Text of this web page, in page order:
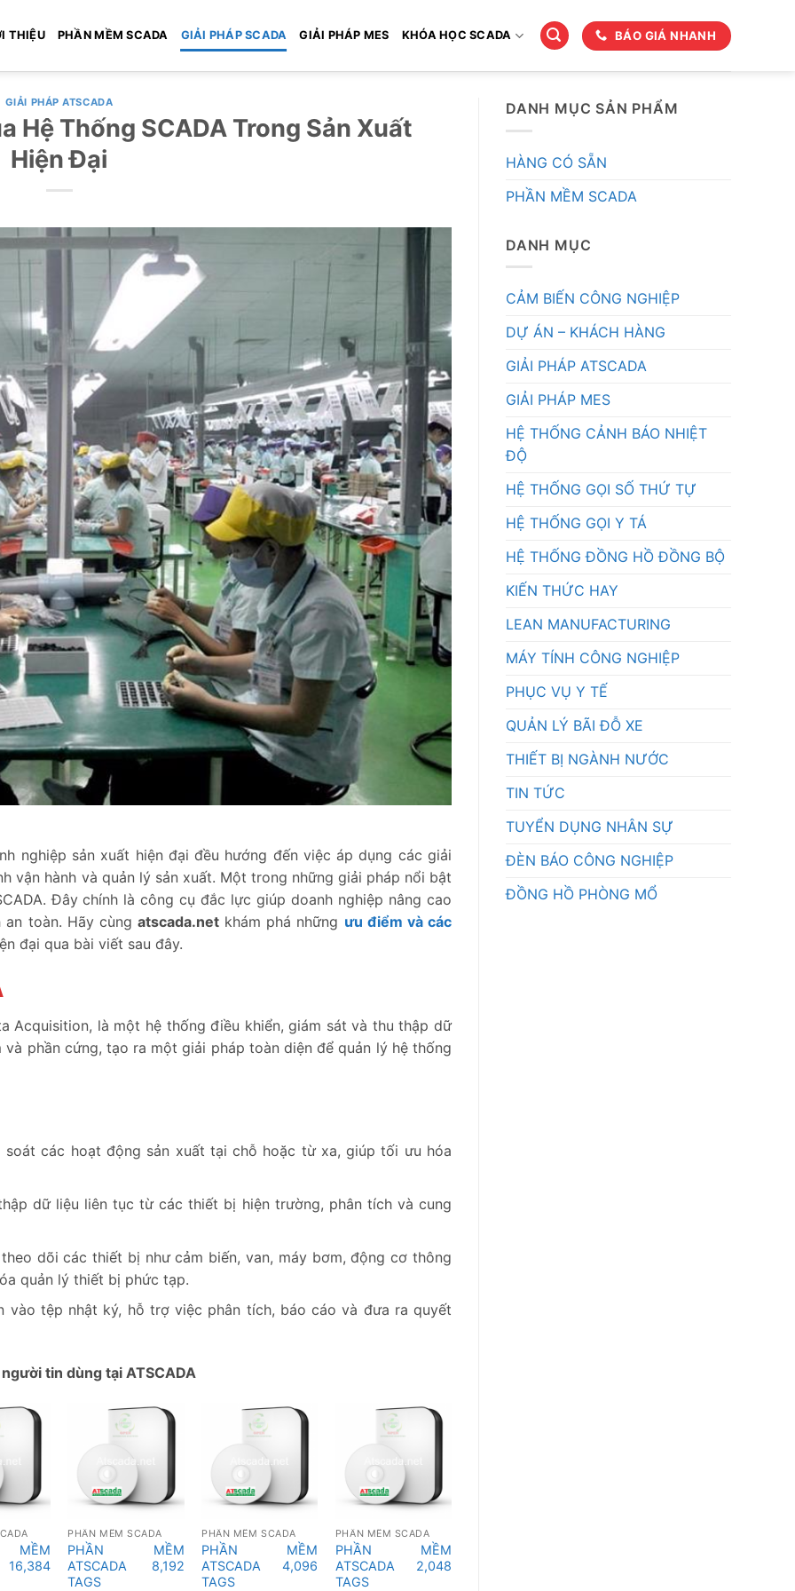
THIỆU PHẦN MỀM SCADA GIẢI PHÁP SCADA GIẢI PHÁP MES KHÓA HỌC SCADA BÁO GIÁ NHANH
GIẢI PHÁP ATSCADA
Hệ Thống SCADA Trong Sản Xuất
Hiện Đại
nghiệp sản xuất hiện đại đều hướng đến việc áp dụng các giải
vận hành và quản lý sản xuất. Một trong những giải pháp nổi bật
Đây chính là công cụ đắc lực giúp doanh nghiệp nâng cao
an toàn. Hãy cùngatscada.net khám phá những ưu điểm và các
đại qua bài viết sau đây.
Acquisition, là một hệ thống điều khiển, giám sát và thu thập dữ
phần cứng, tạo ra một giải pháp toàn diện để quản lý hệ thống
các hoạt động sản xuất tại chỗ hoặc từ xa, giúp tối ưu hóa
dữ liệu liên tục từ các thiết bị hiện trường, phân tích và cung
dõi các thiết bị như cảm biến, van, máy bơm, động cơ thông
quản lý thiết bị phức tạp.
vào tệp nhật ký, hỗ trợ việc phân tích, báo cáo và đưa ra quyết
tin dùng tại ATSCADA
16,384
PHẦN MỀM SCADA
PHẦN MỀM
ATSCADA 8,192
TAGS
PHẦN MỀM SCADA
PHẦN MỀM
ATSCADA 4,096
TAGS
PHẦN MỀM SCADA
PHẦN MỀM
ATSCADA 2,048
TAGS
DANH MỤC SẢN PHẨM
HÀNG CÓ SẴN
PHẦN MỀM SCADA
DANH MỤC
CẢM BIẾN CÔNG NGHIỆP
DỰ ÁN – KHÁCH HÀNG
GIẢI PHÁP ATSCADA
GIẢI PHÁP MES
HỆ THỐNG CẢNH BÁO NHIỆT
ĐỘ
HỆ THỐNG GỌI SỐ THỨ TỰ
HỆ THỐNG GỌI Y TÁ
HỆ THỐNG ĐỒNG HỒ ĐỒNG BỘ
KIẾN THỨC HAY
LEAN MANUFACTURING
MÁY TÍNH CÔNG NGHIỆP
PHỤC VỤ Y TẾ
QUẢN LÝ BÃI ĐỖ XE
THIẾT BỊ NGÀNH NƯỚC
TIN TỨC
TUYỂN DỤNG NHÂN SỰ
ĐÈN BÁO CÔNG NGHIỆP
ĐỒNG HỒ PHÒNG MỔ